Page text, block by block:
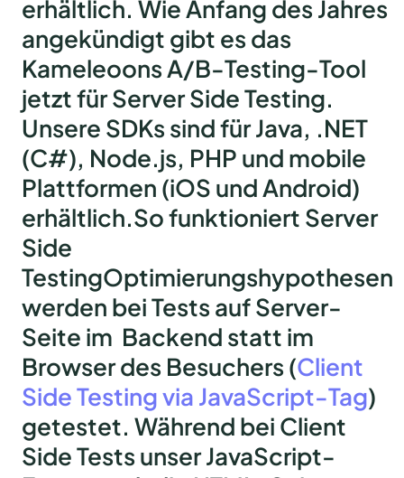
erhältlich. Wie Anfang des Jahres
angekündigt gibt es das
Kameleoons A/B-Testing-Tool
jetzt für Server Side Testing.
Unsere SDKs sind für Java, .NET
(C#), Node.js, PHP und mobile
Plattformen (iOS und Android)
erhältlich.So funktioniert Server
Side
TestingOptimierungshypothesen
werden bei Tests auf Server-
Seite im Backend statt im
Browser des Besuchers (Client
Side Testing via JavaScript-Tag)
getestet. Während bei Client
Side Tests unser JavaScript-